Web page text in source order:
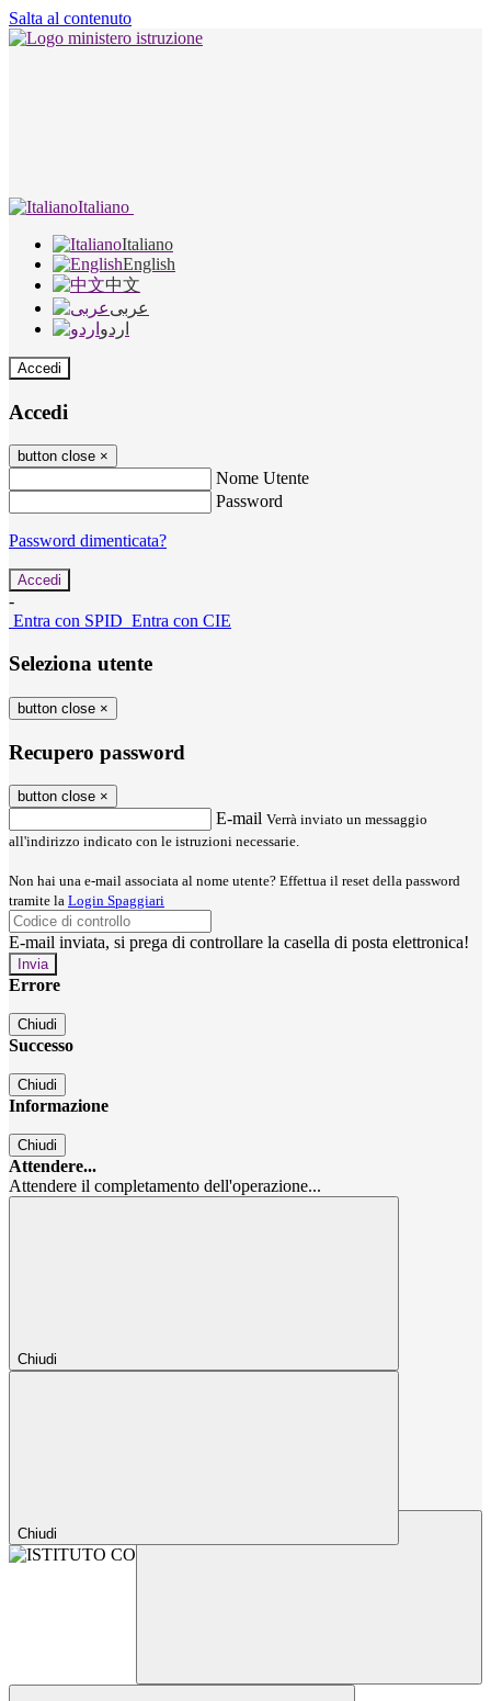
Salta al contenuto
Italiano
Italiano
English
中文
عربى
اردو
Accedi
Accedi
button close ×
Nome Utente
Password
Password dimenticata?
-
Entra con SPID Entra con CIE
Seleziona utente
button close ×
Recupero password
button close ×
E-mail Verrà inviato un messaggio
all'indirizzo indicato con le istruzioni necessarie.
Non hai una e-mail associata al nome utente? Effettua il reset della password
tramite la Login Spaggiari
E-mail inviata, si prega di controllare la casella di posta elettronica!
Errore
Chiudi
Successo
Chiudi
Informazione
Chiudi
Attendere...
Attendere il completamento dell'operazione...
Chiudi
Chiudi